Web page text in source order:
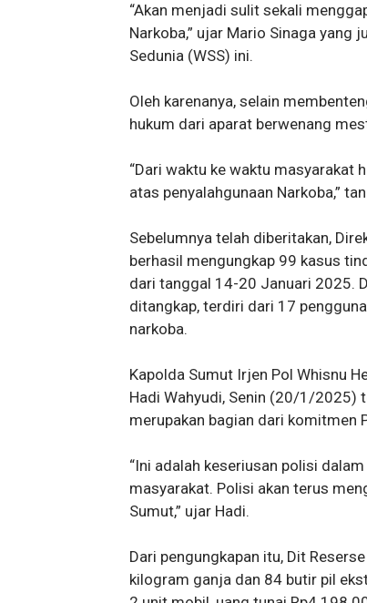
“Akan menjadi sulit sekali
Narkoba,” ujar Mario Sinaga yang
Sedunia (WSS) ini.
Oleh karenanya, selain
hukum dari aparat berwenang
“Dari waktu ke waktu masyarakat
atas penyalahgunaan Narkoba,”
Sebelumnya telah diberitakan,
berhasil mengungkap 99 kasus
dari tanggal 14-20 Januari 2025.
ditangkap, terdiri dari 17
narkoba.
Kapolda Sumut Irjen Pol Whisnu
Hadi Wahyudi, Senin (20/1/2025)
merupakan bagian dari komitmen
“Ini adalah keseriusan polisi
masyarakat. Polisi akan terus
Sumut,” ujar Hadi.
Dari pengungkapan itu, Dit
kilogram ganja dan 84 butir pil